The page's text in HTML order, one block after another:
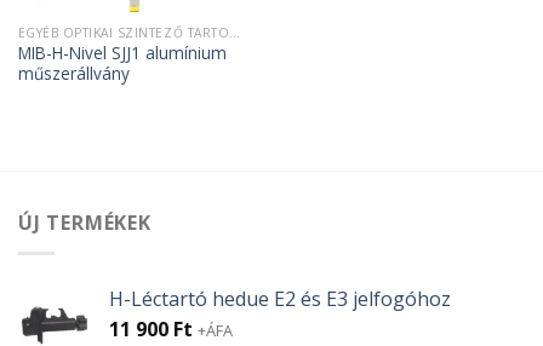
MIB-H-Nivel SJJ1 alumínium
műszerállvány
ÚJ TERMÉKEK
H-Léctartó hedue E2 és E3 jelfogóhoz
11 900 Ft +ÁFA